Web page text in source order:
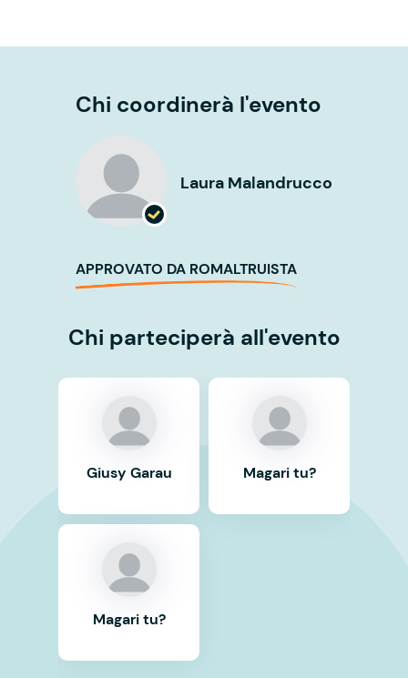
Chi coordinerà l'evento
Laura Malandrucco
APPROVATO DA ROMALTRUISTA
Chi parteciperà all'evento
Giusy Garau
Magari tu?
Magari tu?